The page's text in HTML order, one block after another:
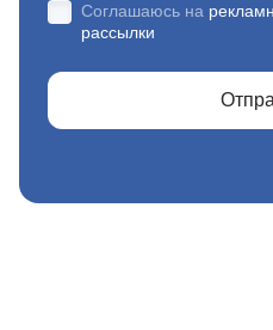
Соглашаюсь на
рассылки